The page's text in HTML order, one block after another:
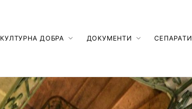
КУЛТУРНА ДОБРА ДОКУМЕНТИ СЕПАРАТИ